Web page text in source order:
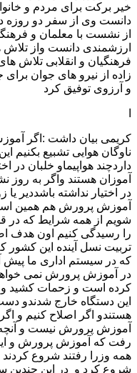
خیر برکت برای مردم و
دانست وی از سفر دو روزه
از نشست با معلمان و
ارزشمندی دانست واز تلاش
فرهنگیان و انقلابی تلاش
زاده از نیرو های جوان
و آرزوی توفیق کرد
کریمی بیان داشت :اگر
ناوگان هوایی تشبیع بکنیم
داردچند هواپیماو خلبان در
آموزان هستند واگر به روز
در اختیار نداشته باشددیر
آموزش پرورش هم همین
شویم از همه شرایط که در
را رسیدگی کنیم اون هدف
تربیت نسل آینده این
که در سیستم اداری ما پیش
در آموزش پرورش نمی
کرده است و زحمات کشید و
این دستگاه خارج شدندو
هستندو اگر اصلاح کنیم و
آموزش پرورش نیست و
رفت که آموزش پرورش و
همه وزرا رفتند شروع
شروع کرد و در این